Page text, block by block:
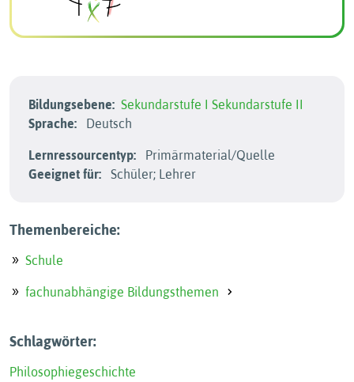
Bildungsebene: Sekundarstufe I Sekundarstufe II
Sprache:
Deutsch
Lernressourcentyp:
Primärmaterial/Quelle
Geeignet für:
Schüler; Lehrer
Themenbereiche:
Schule
fachunabhängige Bildungsthemen
Schlagwörter:
Philosophiegeschichte